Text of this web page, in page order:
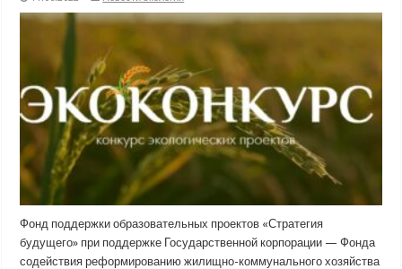
Фонд поддержки образовательных проектов «Стратегия
будущего» при поддержке Государственной корпорации — Фонда
содействия реформированию жилищно-коммунального хозяйства